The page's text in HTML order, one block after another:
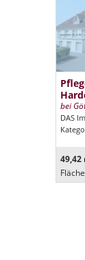
bei
DAS
49,42